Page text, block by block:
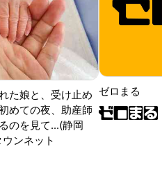
た娘と、受け止め
めての夜、助産師
のを見て...(静岡
ンネット
ゼロまる